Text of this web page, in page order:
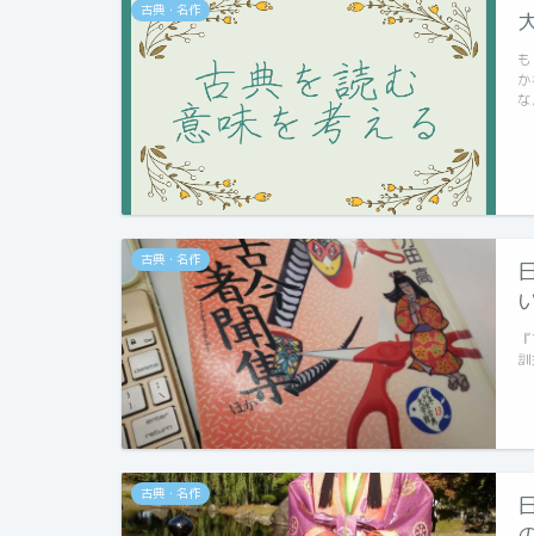
古典・名作
古典・名作
古典・名作